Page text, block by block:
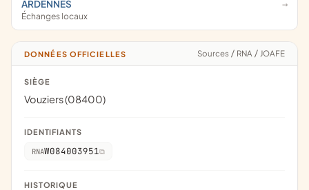
ARDENNES
Échanges locaux
DONNÉES OFFICIELLES Sources / RNA / JOAFE
SIÈGE
Vouziers (08400)
IDENTIFIANTS
RNAW084003951
HISTORIQUE